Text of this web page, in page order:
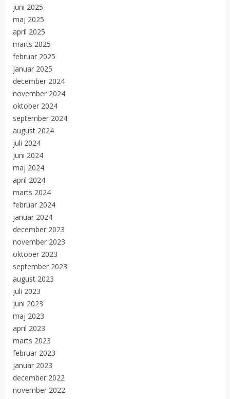
juni 2025
maj 2025
april 2025
marts 2025
februar 2025
januar 2025
december 2024
november 2024
oktober 2024
september 2024
august 2024
juli 2024
juni 2024
maj 2024
april 2024
marts 2024
februar 2024
januar 2024
december 2023
november 2023
oktober 2023
september 2023
august 2023
juli 2023
juni 2023
maj 2023
april 2023
marts 2023
februar 2023
januar 2023
december 2022
november 2022